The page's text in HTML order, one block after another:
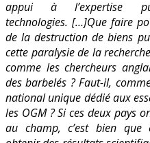
appui à l’expertise
technologies. […]Que faire
de la destruction de biens
cette paralysie de la
comme les chercheurs
des barbelés ? Faut-il,
national unique dédié aux
les OGM ? Si ces deux pays
au champ, c’est bien que